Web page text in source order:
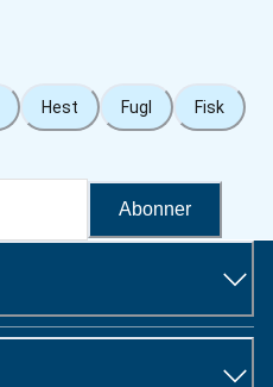
Hest Fugl Fisk
Abonner